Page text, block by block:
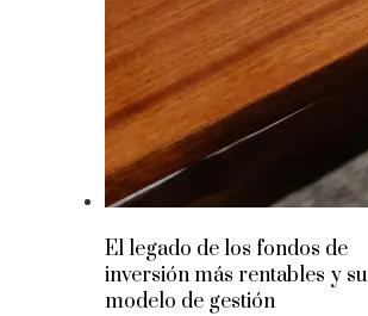
El legado de los fondos de
inversión más rentables y su
modelo de gestión